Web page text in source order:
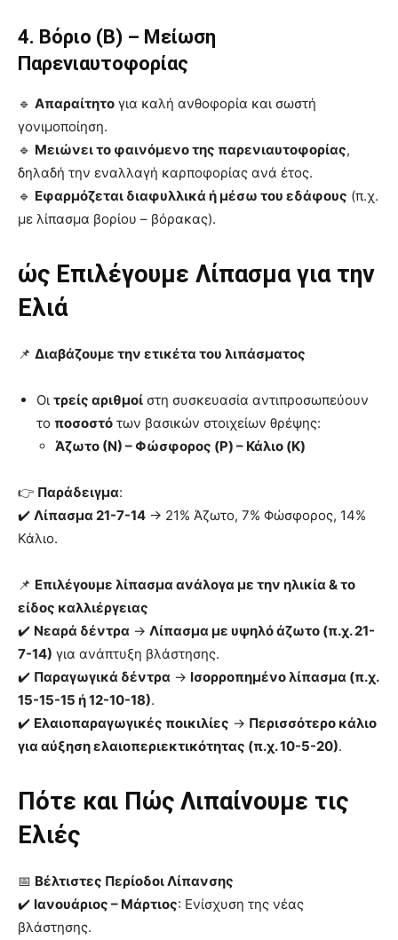
4. Βόριο (B) – Μείωση
Παρενιαυτοφορίας
🔹 Απαραίτητο για καλή ανθοφορία και σωστή
γονιμοποίηση.
🔹 Μειώνει το φαινόμενο της παρενιαυτοφορίας,
δηλαδή την εναλλαγή καρποφορίας ανά έτος.
🔹 Εφαρμόζεται διαφυλλικά ή μέσω του εδάφους (π.χ.
με λίπασμα βορίου – βόρακας).
ώς Επιλέγουμε Λίπασμα για την
Ελιά
📌 Διαβάζουμε την ετικέτα του λιπάσματος
Οι τρείς αριθμοί στη συσκευασία αντιπροσωπεύουν
το ποσοστό των βασικών στοιχείων θρέψης:
Άζωτο (Ν) – Φώσφορος (P) – Κάλιο (K)
👉 Παράδειγμα:
✔️ Λίπασμα 21-7-14 → 21% Άζωτο, 7% Φώσφορος, 14%
Κάλιο.
📌 Επιλέγουμε λίπασμα ανάλογα με την ηλικία & το
είδος καλλιέργειας
✔️ Νεαρά δέντρα → Λίπασμα με υψηλό άζωτο (π.χ. 21-
7-14) για ανάπτυξη βλάστησης.
✔️ Παραγωγικά δέντρα → Ισορροπημένο λίπασμα (π.χ.
15-15-15 ή 12-10-18).
✔️ Ελαιοπαραγωγικές ποικιλίες → Περισσότερο κάλιο
για αύξηση ελαιοπεριεκτικότητας (π.χ. 10-5-20).
Πότε και Πώς Λιπαίνουμε τις
Ελιές
📅 Βέλτιστες Περίοδοι Λίπανσης
✔️ Ιανουάριος – Μάρτιος: Ενίσχυση της νέας
βλάστησης.